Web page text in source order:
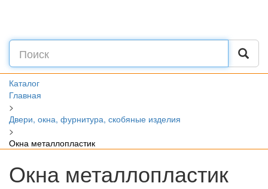
Каталог
Главная
>
Двери, окна, фурнитура, скобяные изделия
>
Окна металлопластик
Окна металлопластик